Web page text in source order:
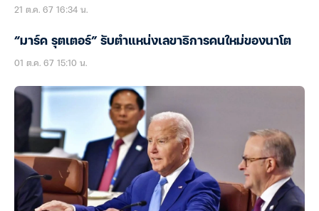
21 ต.ค. 67 16:34 น.
“มาร์ค รุตเตอร์” รับตำแหน่งเลขาธิการคนใหม่ของนาโต
01 ต.ค. 67 15:10 น.